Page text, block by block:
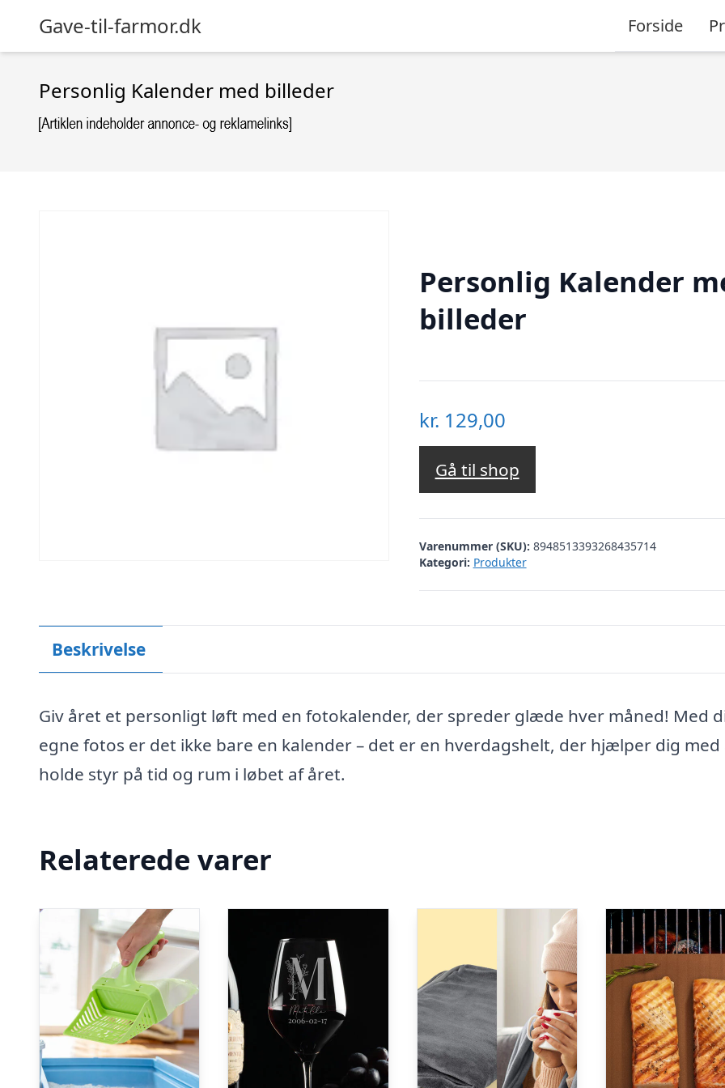
Gave-til-farmor.dk Forside
Personlig Kalender med billeder
Personlig Kalender
billeder
kr. 129,00
Gå til shop
Varenummer (SKU): 8948513393268435714
Kategori: Produkter
Beskrivelse
Giv året et personligt løft med en fotokalender, der spreder glæde hver måned! Med
egne fotos er det ikke bare en kalender – det er en hverdagshelt, der hjælper dig med
holde styr på tid og rum i løbet af året.
Relaterede varer